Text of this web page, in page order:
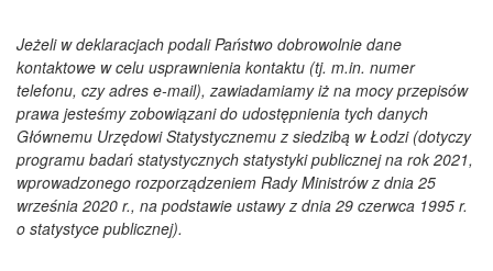
Jeżeli w deklaracjach podali Państwo dobrowolnie dane
kontaktowe w celu usprawnienia kontaktu (tj. m.in. numer
telefonu, czy adres e-mail), zawiadamiamy iż na mocy przepisów
prawa jesteśmy zobowiązani do udostępnienia tych danych
Głównemu Urzędowi Statystycznemu z siedzibą w Łodzi (dotyczy
programu badań statystycznych statystyki publicznej na rok 2021,
wprowadzonego rozporządzeniem Rady Ministrów z dnia 25
września 2020 r., na podstawie ustawy z dnia 29 czerwca 1995 r.
o statystyce publicznej).